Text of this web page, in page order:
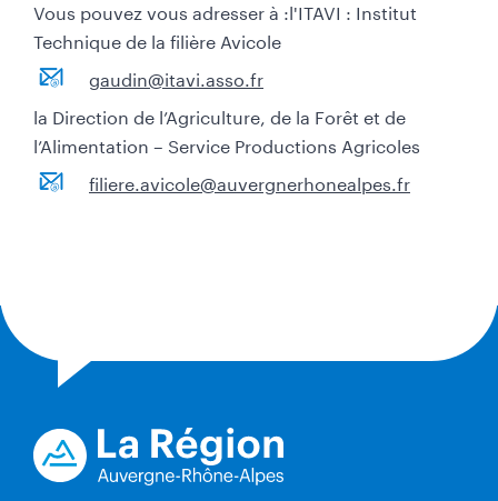
Vous pouvez vous adresser à :l'ITAVI : Institut
Technique de la filière Avicole
gaudin@itavi.asso.fr
la Direction de l’Agriculture, de la Forêt et de
l’Alimentation – Service Productions Agricoles
filiere.avicole@auvergnerhonealpes.fr